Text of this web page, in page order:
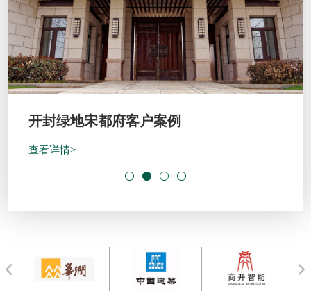
开封绿地宋都府客户案例
查看详情>